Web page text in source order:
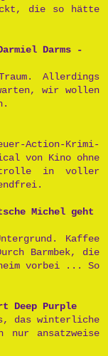
die so hätte
Darms -
Allerdings
wir wollen
Action-Krimi-
von Kino ohne
in voller
Michel geht
Kaffee
Barmbek, die
vorbei ... So
Deep Purple
das winterliche
nur ansatzweise